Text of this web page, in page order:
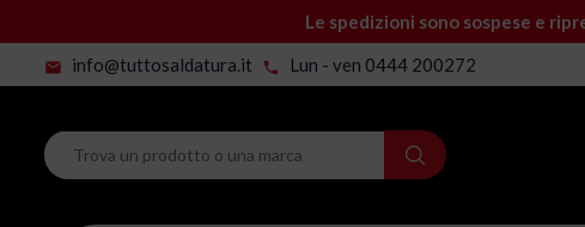
Le spedizioni sono sospese e
mail info@tuttosaldatura.it phone Lun - ven 0444 200272